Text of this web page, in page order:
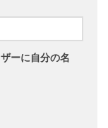
ーに自分の名